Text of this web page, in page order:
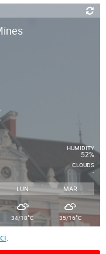
HUMIDITY
52%
CLOUDS
-
LUN MAR
34/18°C 35/16°C
.